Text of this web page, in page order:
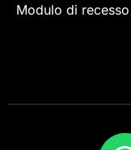
Modulo di recesso